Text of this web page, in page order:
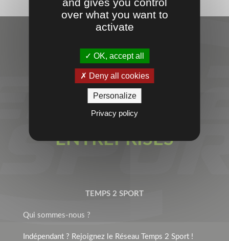
VOTRE
PARTENAIRE
SPORT &
ENTREPRISES
TEMPS 2 SPORT
Qui sommes-nous ?
Indépendant ? Rejoignez le Réseau Temps 2 Sport !
over what you want to
activate
OK, accept all
Deny all cookies
Personalize
Privacy policy